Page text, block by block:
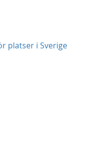
platser i Sverige